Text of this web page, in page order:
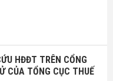
HĐĐT TRÊN CỔNG
CỦA TỔNG CỤC THUẾ